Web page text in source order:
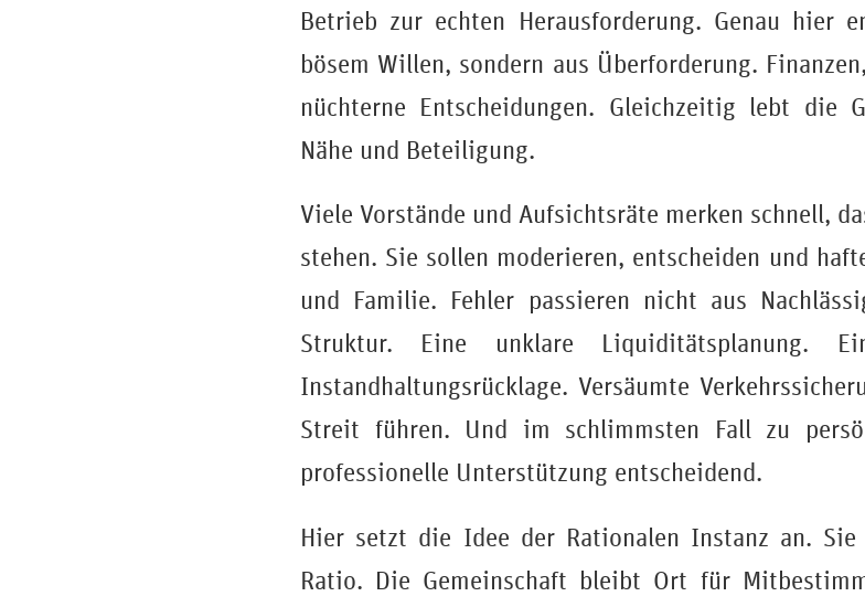
Betrieb zur echten Herausforderung. Genau hier
bösem Willen, sondern aus Überforderung.
nüchterne Entscheidungen. Gleichzeitig lebt die
Nähe und Beteiligung.
Viele Vorstände und Aufsichtsräte merken schnell,
stehen. Sie sollen moderieren, entscheiden und
und Familie. Fehler passieren nicht aus
Struktur. Eine unklare Liquiditätsplanung.
Instandhaltungsrücklage. Versäumte
Streit führen. Und im schlimmsten Fall zu
professionelle Unterstützung entscheidend.
Hier setzt die Idee der Rationalen Instanz an.
Ratio. Die Gemeinschaft bleibt Ort für